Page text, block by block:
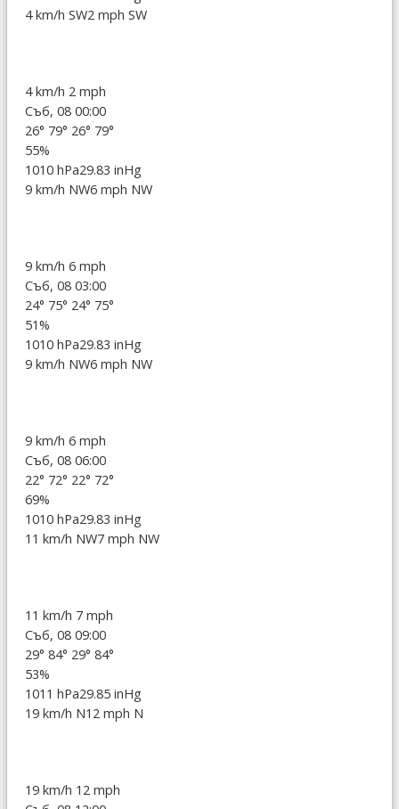
4 km/h SW2 mph SW
4 km/h 2 mph
Съб, 08 00:00
26° 79° 26° 79°
55%
1010 hPa29.83 inHg
9 km/h NW6 mph NW
9 km/h 6 mph
Съб, 08 03:00
24° 75° 24° 75°
51%
1010 hPa29.83 inHg
9 km/h NW6 mph NW
9 km/h 6 mph
Съб, 08 06:00
22° 72° 22° 72°
69%
1010 hPa29.83 inHg
11 km/h NW7 mph NW
11 km/h 7 mph
Съб, 08 09:00
29° 84° 29° 84°
53%
1011 hPa29.85 inHg
19 km/h N12 mph N
19 km/h 12 mph